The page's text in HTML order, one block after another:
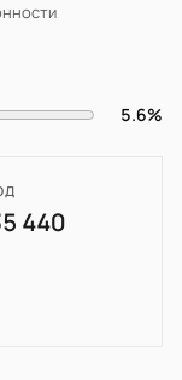
5.6%
440